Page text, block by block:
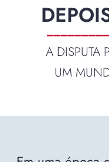
A DISPUTA
UM